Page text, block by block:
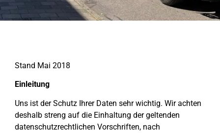
Stand Mai 2018
Einleitung
Uns ist der Schutz Ihrer Daten sehr wichtig. Wir achten
deshalb streng auf die Einhaltung der geltenden
datenschutzrechtlichen Vorschriften, nach